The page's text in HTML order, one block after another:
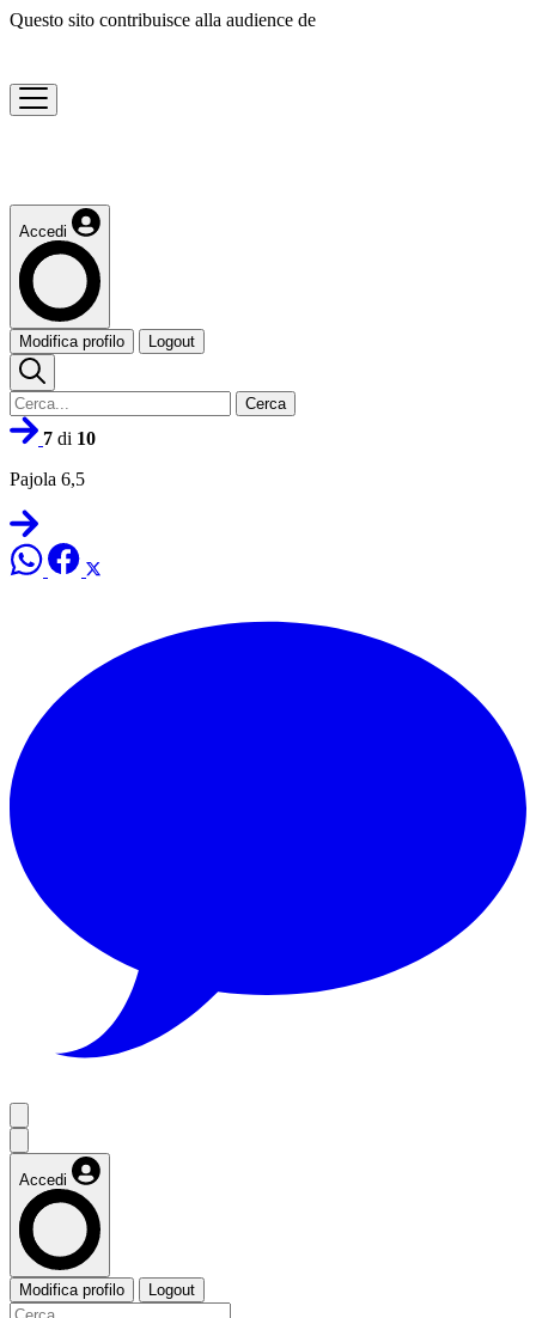
Questo sito contribuisce alla audience de
Accedi
Modifica profilo Logout
Cerca
7 di 10
Pajola 6,5
Accedi
Modifica profilo Logout